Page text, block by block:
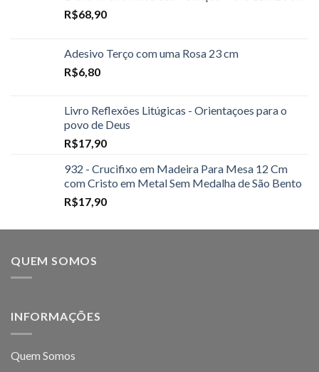
R$68,90
Adesivo Terço com uma Rosa 23 cm
R$6,80
Livro Reflexões Litúgicas - Orientaçoes para o
povo de Deus
R$17,90
932 - Crucifixo em Madeira Para Mesa 12 Cm
com Cristo em Metal Sem Medalha de São Bento
R$17,90
QUEM SOMOS
INFORMAÇÕES
Quem Somos